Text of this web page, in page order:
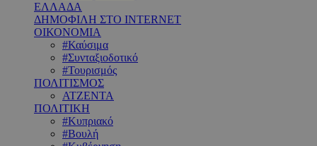
ΕΛΛΑΔΑ
ΔΗΜΟΦΙΛΗ ΣΤΟ INTERNET
ΟΙΚΟΝΟΜΙΑ
#Καύσιμα
#Συνταξιοδοτικό
#Τουρισμός
ΠΟΛΙΤΙΣΜΟΣ
ΑΤΖΕΝΤΑ
ΠΟΛΙΤΙΚΗ
#Κυπριακό
#Βουλή